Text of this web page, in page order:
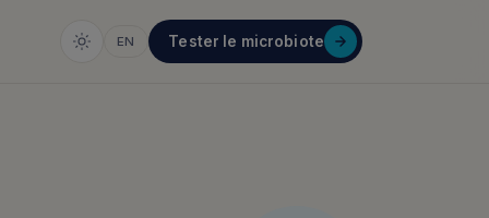
EN Tester le microbiote